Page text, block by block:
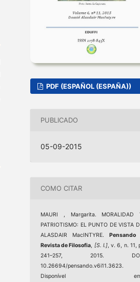
PDF (ESPAÑOL (ESPAÑA))
PUBLICADO
05-09-2015
COMO CITAR
MAURI , Margarita. MORALIDAD
PATRIOTISMO: EL PUNTO DE VISTA
ALASDAIR MacINTYRE. Pensando
Revista de Filosofia, [S. l.], v. 6, n. 11,
241–257, 2015.
10.26694/pensando.v6i11.3623.
Disponível